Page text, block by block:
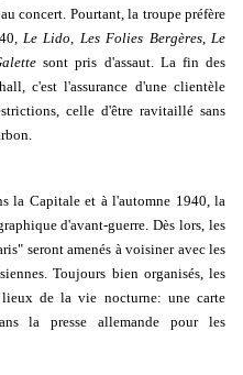
concert. Pourtant, la troupe préfère
Le Lido, Les Folies Bergères,Le
sont pris d'assaut. La fin des
c'est l'assurance d'une clientèle
celle d'être ravitaillé sans
la Capitale et à l'automne 1940, la
d'avant-guerre. Dès lors, les
seront amenés à voisiner avec les
Toujours bien organisés, les
lieux de la vie nocturne: une carte
la presse allemande pour les